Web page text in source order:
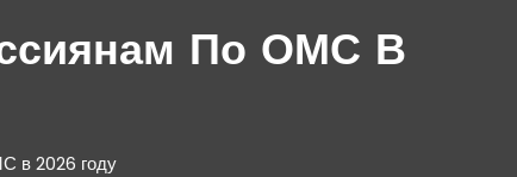
По ОМС В
в 2026 году